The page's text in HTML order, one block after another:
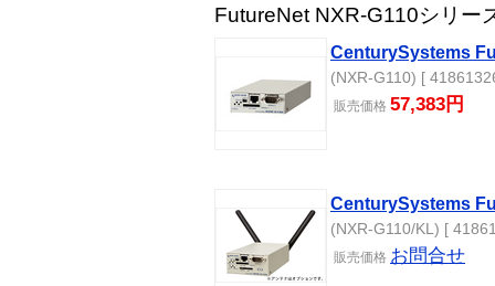
FutureNet NXR-G110シリー
CenturySystems
(NXR-G110) [
販売価格 57,383円
CenturySystems
(NXR-G110/KL) [
販売価格 お問合せ